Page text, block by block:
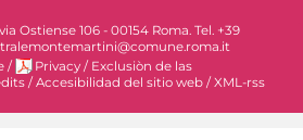
Ostiense 106 - 00154 Roma. Tel. +39
/ Privacy / Exclusiòn de las
/ Accesibilidad del sitio web / XML-rss